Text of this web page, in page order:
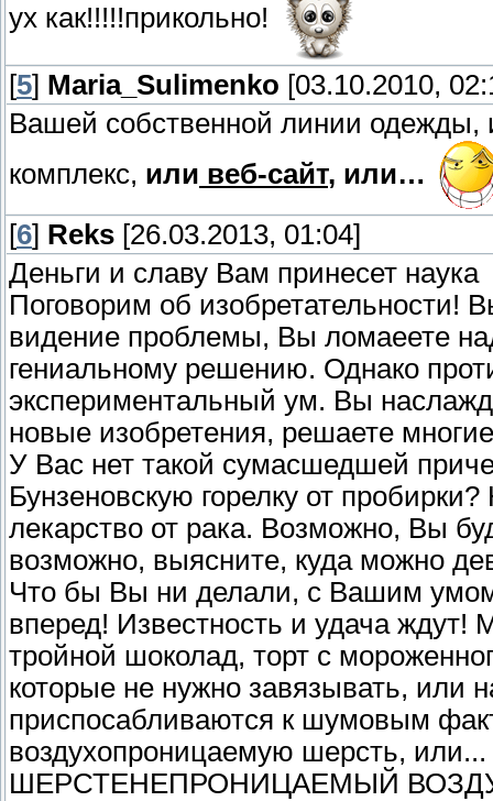
ух как!!!!!прикольно!
[5] Maria_Sulimenko [03.10.2010,
Вашей собственной линии одежды,
комплекс, или веб-сайт, или…
[6] Reks [26.03.2013, 01:04]
Деньги и славу Вам принесет наука
Поговорим об изобретательности!
видение проблемы, Вы ломаеете
гениальному решению. Однако
экспериментальный ум. Вы
новые изобретения, решаете
У Вас нет такой сумасшедшей
Бунзеновскую горелку от
лекарство от рака. Возможно, Вы
возможно, выясните, куда можно
Что бы Вы ни делали, с Вашим
вперед! Известность и удача ждут!
тройной шоколад, торт с
которые не нужно завязывать, или
приспосабливаются к шумовым
воздухопроницаемую шерсть, или...
ШЕРСТЕНЕПРОНИЦАЕМЫЙ